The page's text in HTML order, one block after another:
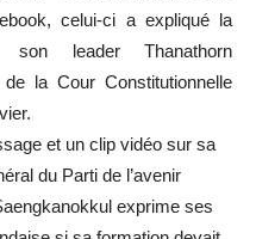
celui-ci a expliqué la
leader Thanathorn
la Cour Constitutionnelle
et un clip vidéo sur sa
du Parti de l’avenir
exprime ses